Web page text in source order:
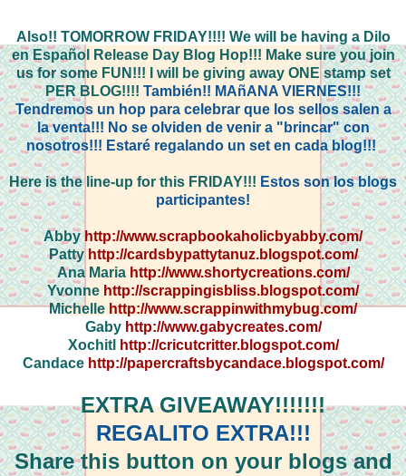
Also!! TOMORROW FRIDAY!!!! We will be having a Dilo
en Español Release Day Blog Hop!!! Make sure you join
us for some FUN!!! I will be giving away ONE stamp set
PER BLOG!!!! También!! MAñANA VIERNES!!!
Tendremos un hop para celebrar que los sellos salen a
la venta!!! No se olviden de venir a "brincar" con
nosotros!!! Estaré regalando un set en cada blog!!!
Here is the line-up for this FRIDAY!!! Estos son los blogs
participantes!
Abby http://www.scrapbookaholicbyabby.com/
Patty http://cardsbypattytanuz.blogspot.com/
Ana Maria http://www.shortycreations.com/
Yvonne http://scrappingisbliss.blogspot.com/
Michelle http://www.scrappinwithmybug.com/
Gaby http://www.gabycreates.com/
Xochitl
http://cricutcritter.blogspot.com/
Candace http://papercraftsbycandace.blogspot.com/
EXTRA GIVEAWAY!!!!!!!
REGALITO EXTRA!!!
Share this button on your blogs and